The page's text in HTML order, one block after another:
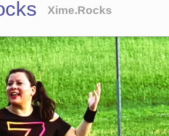
Xime.Rocks